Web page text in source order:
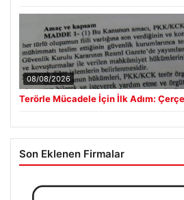
08/08/2026
Terörle Mücadele İçin İlk Adım:
Son Eklenen Firmalar